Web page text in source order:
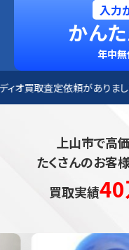
入力
かん
年中
した。 2026年8月9日 滝
上山市で高
たくさんのお客
買取実績